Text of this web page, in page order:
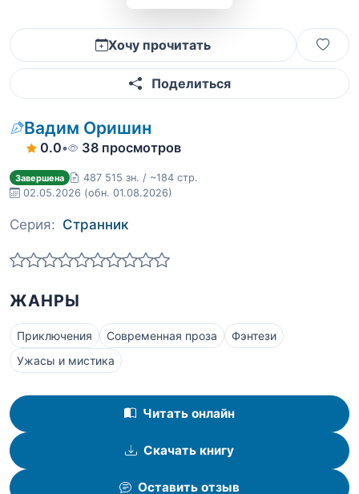
Хочу прочитать
Поделиться
Вадим Оришин
0.0• 38 просмотров
Завершена
487 515 зн. / ~184 стр.
02.05.2026 (обн. 01.08.2026)
Серия: Странник
ЖАНРЫ
Приключения Современная проза
Фэнтези
Ужасы и мистика
Читать онлайн
Скачать книгу
Оставить отзыв